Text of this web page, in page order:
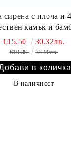
сирена с плоча и
камък и
€15.50 30.32лв.
€19.38 37.90лв.
В наличност